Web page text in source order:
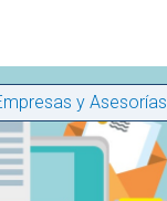
y Asesorías